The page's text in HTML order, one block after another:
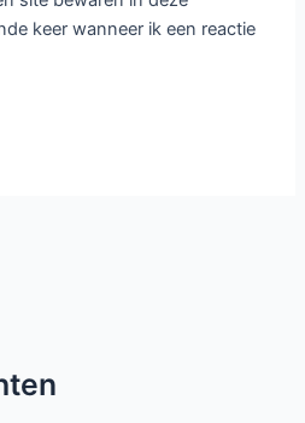
keer wanneer ik een reactie